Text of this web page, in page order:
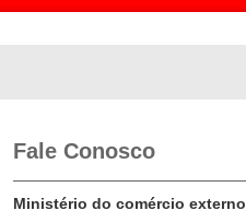
Fale Conosco
Ministério do comércio externo